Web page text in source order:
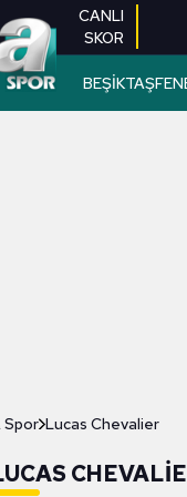
CANLI
SKOR
BEŞİKTAŞ
Spor Lucas Chevalier